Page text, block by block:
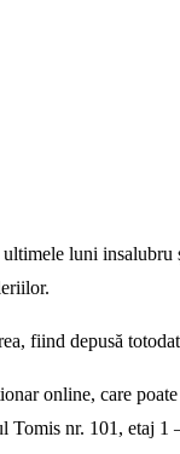
luni
fiind depusă
online, care
Tomis nr. 101, etaj 1